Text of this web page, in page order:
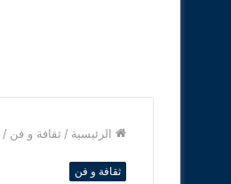
الرئيسية / ثقافة و فن /
ثقافة و فن